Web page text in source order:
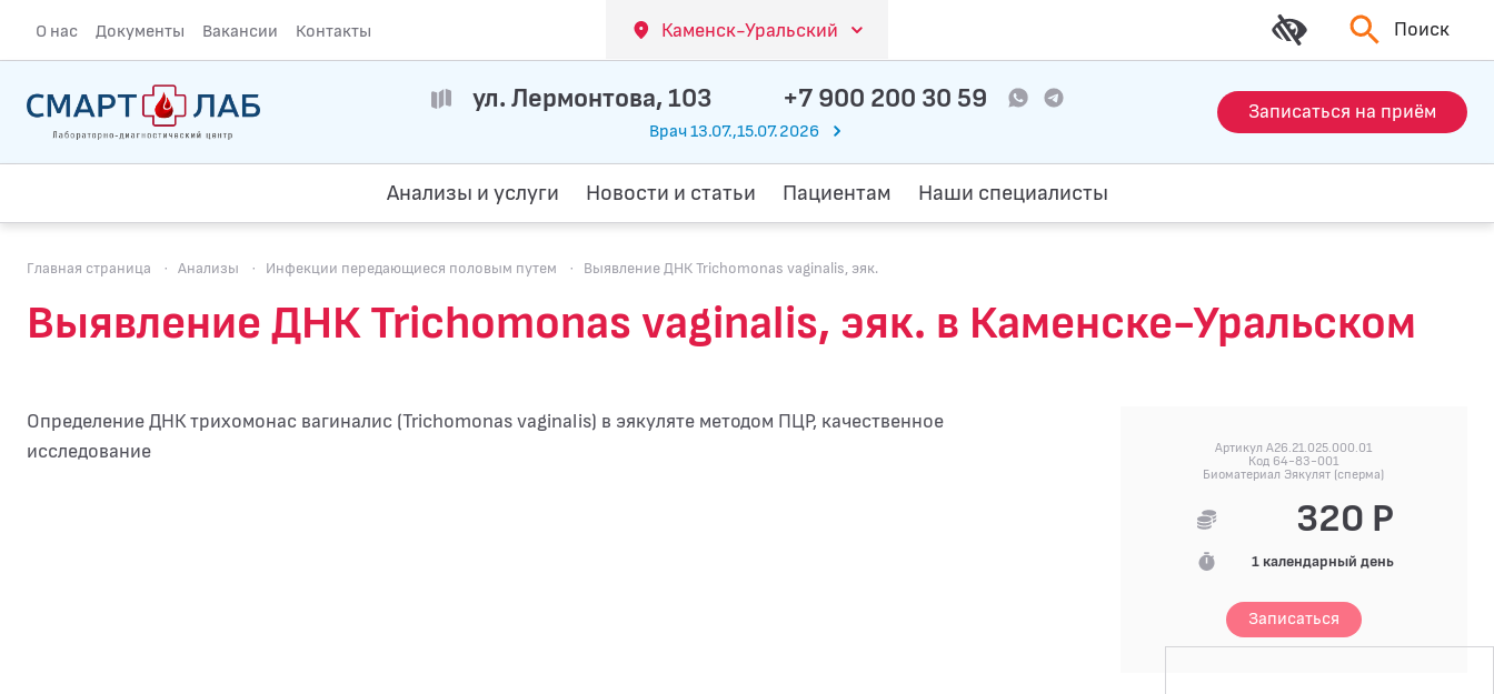
О нас Документы Вакансии Контакты Каменск-Уральский Поиск
ул. Лермонтова, 103 +7 900 200 30 59
Врач 13.07.,15.07.2026
Записаться на приём
Анализы и услуги Новости и статьи Пациентам Наши специалисты
Главная страница · Анализы · Инфекции передающиеся половым путем · Выявление ДНК Trichomonas vaginalis, эяк.
Выявление ДНК Trichomonas vaginalis, эяк. в Каменске-Уральском
Определение ДНК трихомонас вагиналис (Trichomonas vaginalis) в эякуляте методом ПЦР, качественное
исследование
Артикул A26.21.025.000.01
Код 64-83-001
Биоматериал Эякулят (сперма)
320 Р
1 календарный день
Записаться